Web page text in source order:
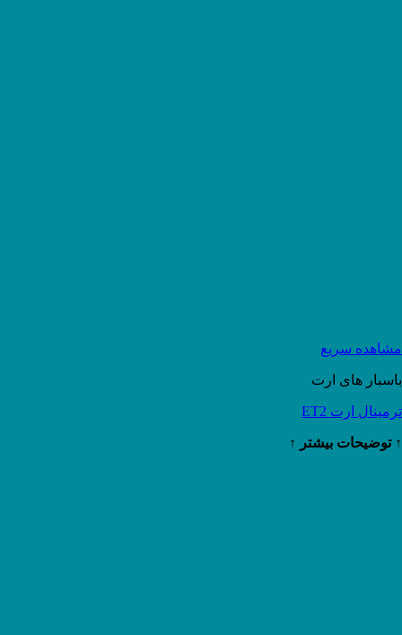
مشاهده سریع
باسبار های ارت
ترمینال ارت ET2
↑ توضیحات بیشتر ↑